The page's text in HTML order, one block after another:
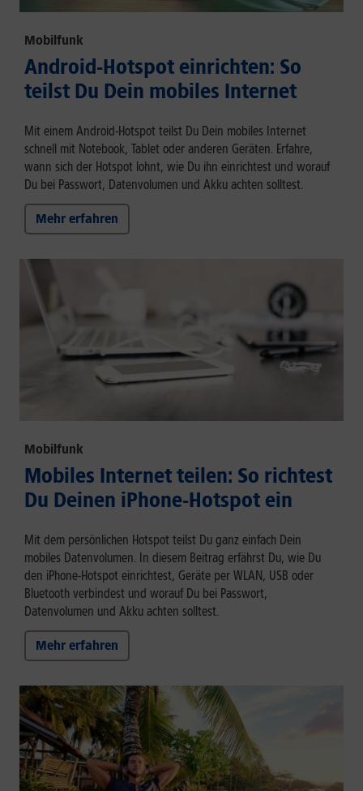
Mobilfunk
Android-Hotspot einrichten: So
teilst Du Dein mobiles Internet
Mit einem Android-Hotspot teilst Du Dein mobiles Internet
schnell mit Notebook, Tablet oder anderen Geräten. Erfahre,
wann sich der Hotspot lohnt, wie Du ihn einrichtest und worauf
Du bei Passwort, Datenvolumen und Akku achten solltest.
Mehr erfahren
Mobilfunk
Mobiles Internet teilen: So richtest
Du Deinen iPhone-Hotspot ein
Mit dem persönlichen Hotspot teilst Du ganz einfach Dein
mobiles Datenvolumen. In diesem Beitrag erfährst Du, wie Du
den iPhone-Hotspot einrichtest, Geräte per WLAN, USB oder
Bluetooth verbindest und worauf Du bei Passwort,
Datenvolumen und Akku achten solltest.
Mehr erfahren